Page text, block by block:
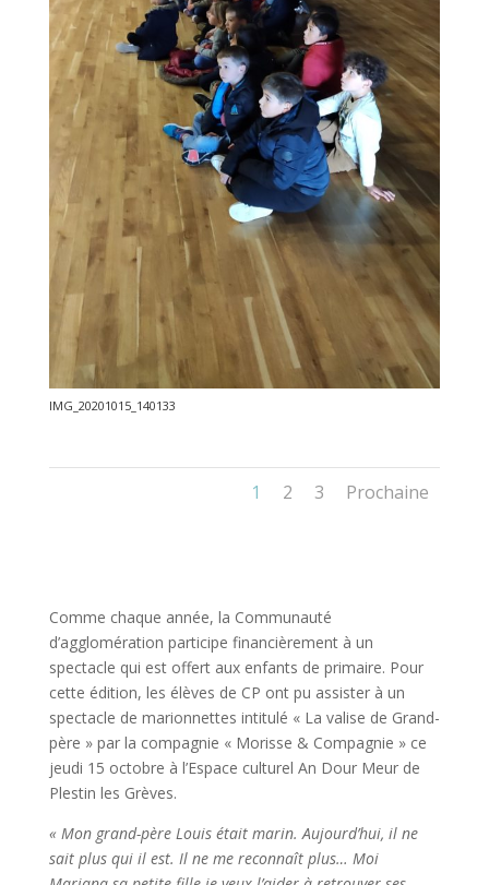
IMG_20201015_140133
1 2 3 Prochaine
Comme chaque année, la Communauté
d’agglomération participe financièrement à un
spectacle qui est offert aux enfants de primaire. Pour
cette édition, les élèves de CP ont pu assister à un
spectacle de marionnettes intitulé « La valise de Grand-
père » par la compagnie « Morisse & Compagnie » ce
jeudi 15 octobre à l’Espace culturel An Dour Meur de
Plestin les Grèves.
« Mon grand-père Louis était marin. Aujourd’hui, il ne
sait plus qui il est. Il ne me reconnaît plus… Moi